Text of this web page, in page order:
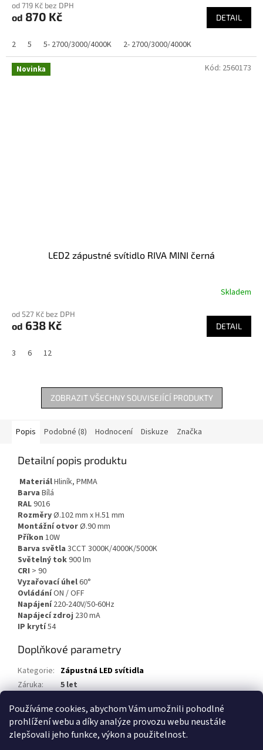
Používáme cookies, abychom Vám umožnili pohodlné
prohlížení webu a díky analýze provozu webu neustále
zlepšovali jeho funkce, výkon a použitelnost.
od 719 Kč bez DPH
od 870 Kč DETAIL
2 5 5- 2700/3000/4000K 2- 2700/3000/4000K
Novinka
LED2 zápustné svítidlo RIVA MINI černá
Skladem
od 527 Kč bez DPH
od 638 Kč DETAIL
3 6 12
Kód: 2560173
ZOBRAZIT VŠECHNY SOUVISEJÍCÍ PRODUKTY
Popis Podobné (8) Hodnocení Diskuze Značka
Detailní popis produktu
MateriálHliník, PMMA
Barva Bílá
RAL9016
RozměryØ.102 mm x H.51 mm
Montážní otvorØ.90 mm
Příkon 10W
Barva světla 3CCT 3000K/4000K/5000K
Světelný tok900 lm
CRI > 90
Vyzařovací úhel60°
OvládáníON / OFF
Napájení220-240V/50-60Hz
Napájecí zdroj 230 mA
IP krytí54
Doplňkové parametry
Kategorie: Zápustná LED svítidla
Záruka:
5 let